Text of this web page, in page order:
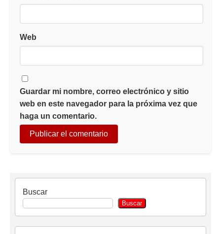
Web
Guardar mi nombre, correo electrónico y sitio
web en este navegador para la próxima vez que
haga un comentario.
Buscar
Buscar